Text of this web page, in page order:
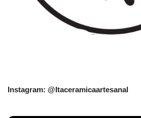
Instagram: @Itaceramicaartesanal